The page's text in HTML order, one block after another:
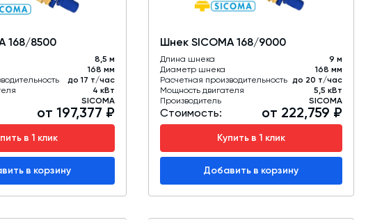
168/8500
8,5 м
168 мм
до 17 т/час
4 кВт
SICOMA
от 197,377 ₽
в 1 клик
в корзину
Шнек SICOMA 168/9000
Длина шнека
9 м
Диаметр шнека
168 мм
Расчетная производительность до 20 т/час
Мощность двигателя
5,5 кВт
Производитель
SICOMA
Стоимость: от 222,759 ₽
Купить в 1 клик
Добавить в корзину